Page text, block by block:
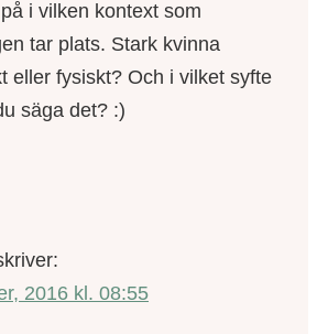
i vilken kontext som
tar plats. Stark kvinna
eller fysiskt? Och i vilket syfte
säga det? :)
2016 kl. 08:55